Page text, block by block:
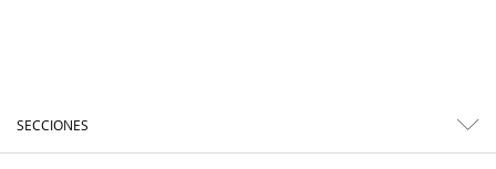
SECCIONES